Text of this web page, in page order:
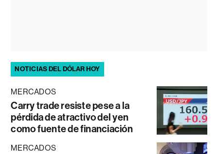
NOTICIAS DEL DÓLAR HOY
MERCADOS
Carry trade resiste pese a la
pérdida de atractivo del yen
como fuente de financiación
MERCADOS